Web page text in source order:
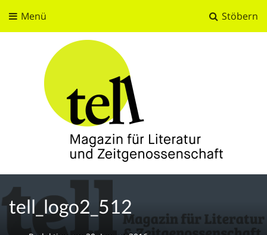
Stöbern
Menü
tell
Magazin für Literatur und Zeitgenossenschaft
tell_logo2_512